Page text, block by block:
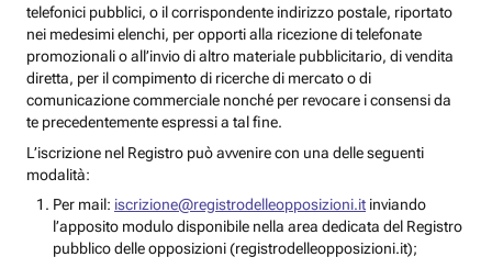
telefonici pubblici, o il corrispondente indirizzo postale, riportato
nei medesimi elenchi, per opporti alla ricezione di telefonate
promozionali o all’invio di altro materiale pubblicitario, di vendita
diretta, per il compimento di ricerche di mercato o di
comunicazione commerciale nonché per revocare i consensi da
te precedentemente espressi a tal fine.
L’iscrizione nel Registro può avvenire con una delle seguenti
modalità:
Per mail: iscrizione@registrodelleopposizioni.it inviando
l’apposito modulo disponibile nella area dedicata del Registro
pubblico delle opposizioni (registrodelleopposizioni.it);